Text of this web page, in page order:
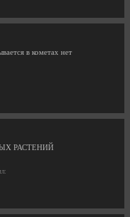
в кометах нет
РАСТЕНИЙ